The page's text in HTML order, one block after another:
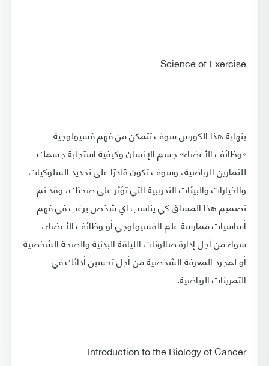
Science of Exercise
بنهاية هذا الكورس سوف تتمكن من فهم فسيولوجية
«وظائف الأعضاء» جسم الإنسان وكيفية استجابة جسمك
للتمارين الرياضية، وسوف تكون قادرًا على تحديد السلوكيات
والخيارات والبيئات التدريبية التي تؤثر على صحتك، وقد تم
تصميم هذا المساق كي يناسب أي شخص يرغب في فهم
أساسيات ممارسة علم الفسيولوجي أو وظائف الأعضاء،
سواء من أجل إدارة صالونات اللياقة البدنية والصحة الشخصية
أو لمجرد المعرفة الشخصية من أجل تحسين أدائك في
التمرينات الرياضية.
Introduction to the Biology of Cancer